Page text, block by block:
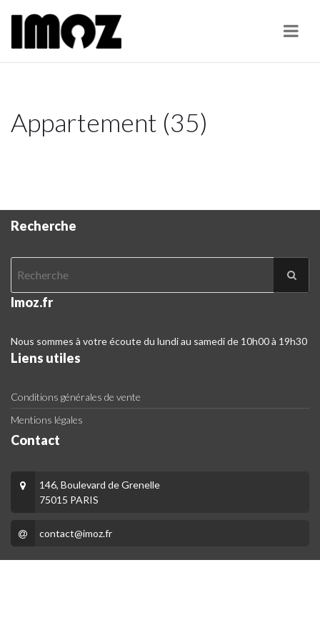
Appartement (35)
Recherche
Imoz.fr
Nous sommes à votre écoute du lundi au samedi de 10h00 à 19h30
Liens utiles
Conditions générales de vente
Mentions légales
Contact
146, Boulevard de Grenelle
75015 PARIS
contact@imoz.fr